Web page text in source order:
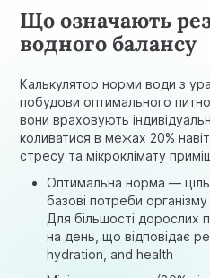
Що означають
водного балансу
Калькулятор норми води з
побудови оптимального
вони враховують
коливатися в межах 20%
стресу та мікроклімату
Оптимальна норма —
базові потреби
Для більшості дорослих
на день, що відповідає
hydration, and health